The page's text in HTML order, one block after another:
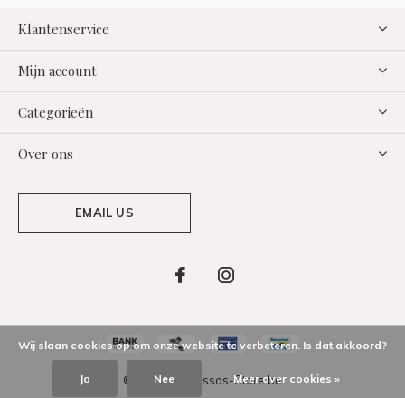
Klantenservice
Mijn account
Categorieën
Over ons
EMAIL US
© Copyright Assos-Store.be
Wij slaan cookies op om onze website te verbeteren. Is dat akkoord?
Ja Nee Meer over cookies »